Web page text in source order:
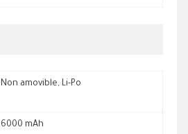
Non amovible, Li-Po
6000 mAh